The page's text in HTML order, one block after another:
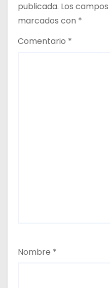
s
publicada. Los
marcados con *
Comentario *
Nombre *